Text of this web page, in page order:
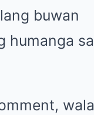
buwan
humanga sa
wala